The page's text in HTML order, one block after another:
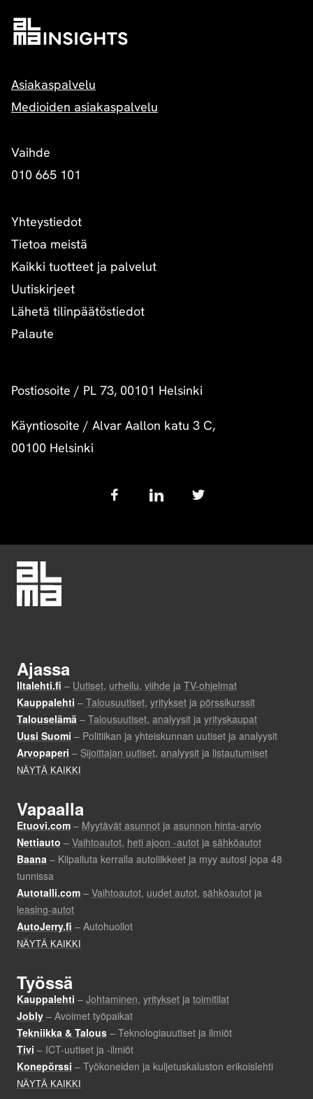
Asiakaspalvelu
Medioiden asiakaspalvelu
Vaihde
010 665 101
Yhteystiedot
Tietoa meistä
Kaikki tuotteet ja palvelut
Uutiskirjeet
Lähetä tilinpäätöstiedot
Palaute
Postiosoite / PL 73, 00101 Helsinki
Käyntiosoite / Alvar Aallon katu 3 C,
00100 Helsinki